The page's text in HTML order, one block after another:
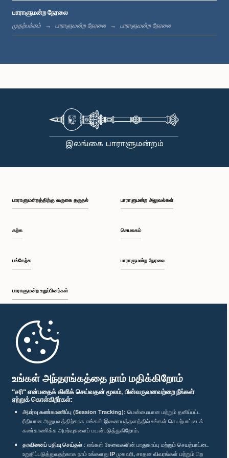
உங்கள் அந்தரங்கத்தை நாம் மதிக்கிறோம்
"சரி" என்பதைக் கிளிக் செய்வதன் மூலம், பின்வருவனவற்றை நீங்கள்
ஏற்றுக் கொள்கிறீர்கள்:
அமர்வு கண்காணிப்பு (Session Tracking): மென்மையான மற்றும் தனிப்பட்ட
ரீதியான அனுபவத்திற்காக எங்கள் இணையத்தளத்தில் உங்கள் செயற்பாட்டைக்
கண்காணிக்க அமர்வுகளைப் பயன்படுத்துகிறோம்.
தரவினைப் பதிவு செய்தல் : எங்கள் சேவைகளின் பாதுகாப்பு மற்றும் செயற்பாட்டை
உறுதிப்படுத்துவதற்காக நாம் உங்களது IP முகவரி, சாதன விவரங்கள் மற்றும் பிற
மு.ப. 11:37 - மு.ப. 11:45
மு.ப. 11:57 - பி.ப. 12:09
பி.ப. 12:09 - பி.ப. 12:18
பி.ப. 12:26 - பி.ப. 12:37
பி.ப. 12:56 - பி.ப. 1:07
பி.ப. 1:07 - பி.ப. 1:14
பி.ப. 1:14 - பி.ப. 1:22
பாராளுமன்ற நேரலை
முதற்பக்கம் பாராளுமன்ற நேரலை பாராளுமன்ற நேரலை
பாராளுமன்றத்திற்கு வருகை தருதல்
கற்க
பங்கேற்க
பாராளுமன்ற உறுப்பினர்கள்
முதற்பக்கம்
பாராளுமன்ற அலுவல்கள்
செயலகம்
பாராளுமன்ற நேரலை
பாராளுமன்ற கையடக்க செயலி
எம்மை பின்தொடர்க :
விருதுகள்